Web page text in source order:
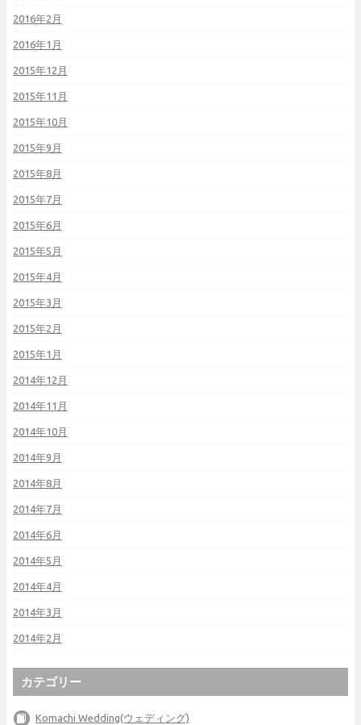
2016年2月
2016年1月
2015年12月
2015年11月
2015年10月
2015年9月
2015年8月
2015年7月
2015年6月
2015年5月
2015年4月
2015年3月
2015年2月
2015年1月
2014年12月
2014年11月
2014年10月
2014年9月
2014年8月
2014年7月
2014年6月
2014年5月
2014年4月
2014年3月
2014年2月
カテゴリー
Komachi Wedding(ウェディング)